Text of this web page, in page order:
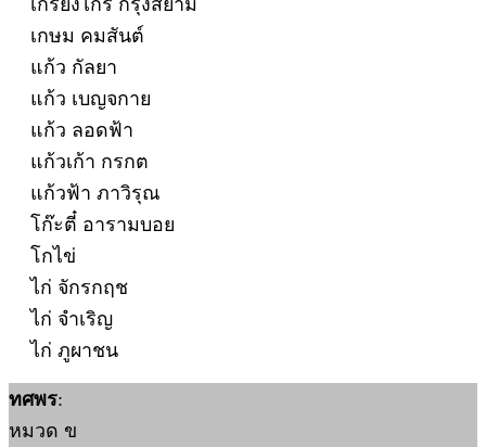
เกรียงไกร กรุงสยาม
เกษม คมสันต์
แก้ว กัลยา
แก้ว เบญจกาย
แก้ว ลอดฟ้า
แก้วเก้า กรกต
แก้วฟ้า ภาวิรุณ
โก๊ะตี๋ อารามบอย
โกไข่
ไก่ จักรกฤช
ไก่ จำเริญ
ไก่ ภูผาชน
ทศพร:
หมวด ข